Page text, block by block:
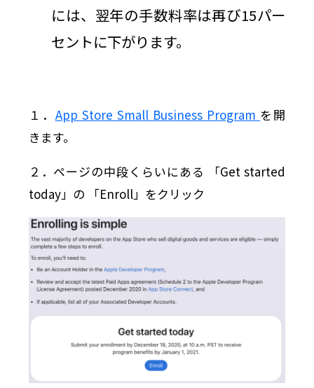
には、翌年の手数料率は再び15パー
セントに下がります。
１． App Store Small Business Program を開
きます。
２．ページの中段くらいにある 「Get started
today」の 「Enroll」をクリック